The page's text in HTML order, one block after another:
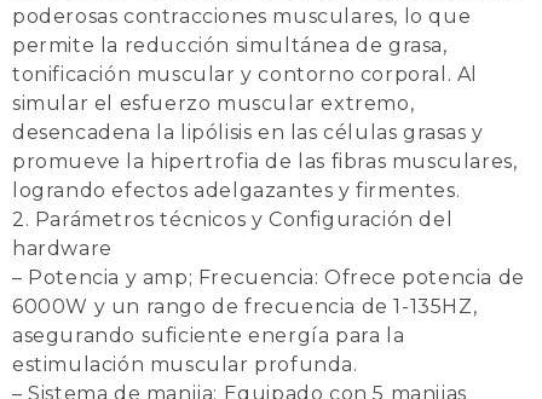
poderosas contracciones musculares, lo que
permite la reducción simultánea de grasa,
tonificación muscular y contorno corporal. Al
simular el esfuerzo muscular extremo,
desencadena la lipólisis en las células grasas y
promueve la hipertrofia de las fibras musculares,
logrando efectos adelgazantes y firmentes.
2. Parámetros técnicos y Configuración del
hardware
– Potencia y amp; Frecuencia: Ofrece potencia de
6000W y un rango de frecuencia de 1-135HZ,
asegurando suficiente energía para la
estimulación muscular profunda.
– Sistema de manija: Equipado con 5 manijas